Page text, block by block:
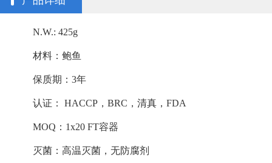
N.W.: 425g
材料：鲍鱼
保质期：3年
认证： HACCP，BRC，清真，FDA
MOQ：1x20 FT容器
灭菌：高温灭菌，无防腐剂